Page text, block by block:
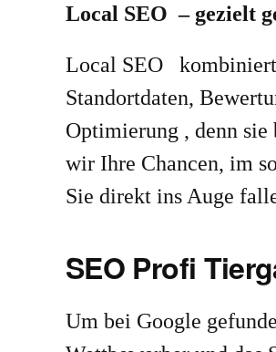
Local SEO – gezielt
Local SEO kombiniert
Standortdaten,
Optimierung , denn
wir Ihre Chancen, im
Sie direkt ins Auge
SEO Profi
Um bei Google